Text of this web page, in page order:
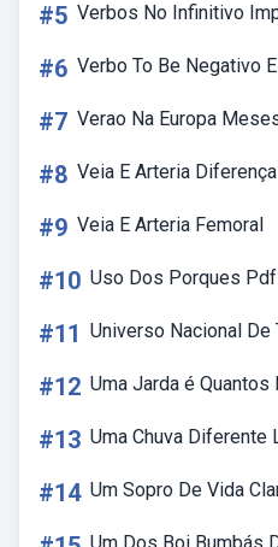
#5 Verbos No Infinitivo
#6 Verbo To Be Negativo
#7 Verao Na Europa
#8 Veia E Arteria Diferença
#9 Veia E Arteria Femoral
#10 Uso Dos Porques Pdf
#11 Universo Nacional
#12 Uma Jarda é Quantos
#13 Uma Chuva Diferente
#14 Um Sopro De Vida